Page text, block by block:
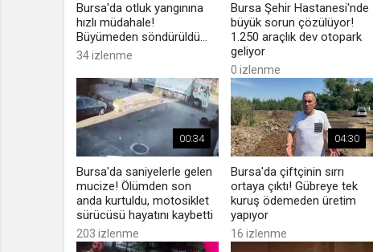
Bursa'da otluk yangınına
hızlı müdahale!
Büyümeden söndürüldü...
34 izlenme
Bursa Şehir Hastanesi'nde
büyük sorun çözülüyor!
1.250 araçlık dev otopark
geliyor
0 izlenme
00:34
Bursa'da saniyelerle gelen
mucize! Ölümden son
anda kurtuldu, motosiklet
sürücüsü hayatını kaybetti
203 izlenme
04:30
Bursa'da çiftçinin sırrı
ortaya çıktı! Gübreye tek
kuruş ödemeden üretim
yapıyor
16 izlenme